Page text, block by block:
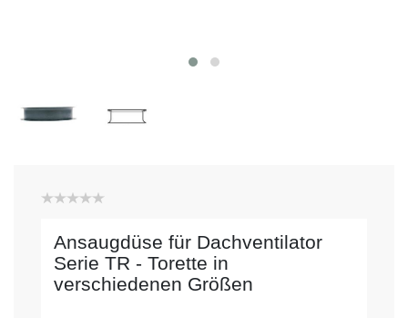
Ansaugdüse für Dachventilator
Serie TR - Torette in
verschiedenen Größen